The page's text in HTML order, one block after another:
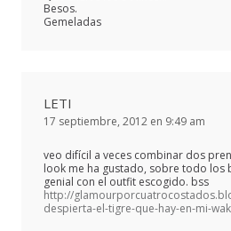
Besos.
Gemeladas
LETI
17 septiembre, 2012 en 9:49 am
veo difícil a veces combinar dos
look me ha gustado, sobre todo los
genial con el outfit escogido. bss
http://
despierta-el-tigre-que-hay-en-mi-